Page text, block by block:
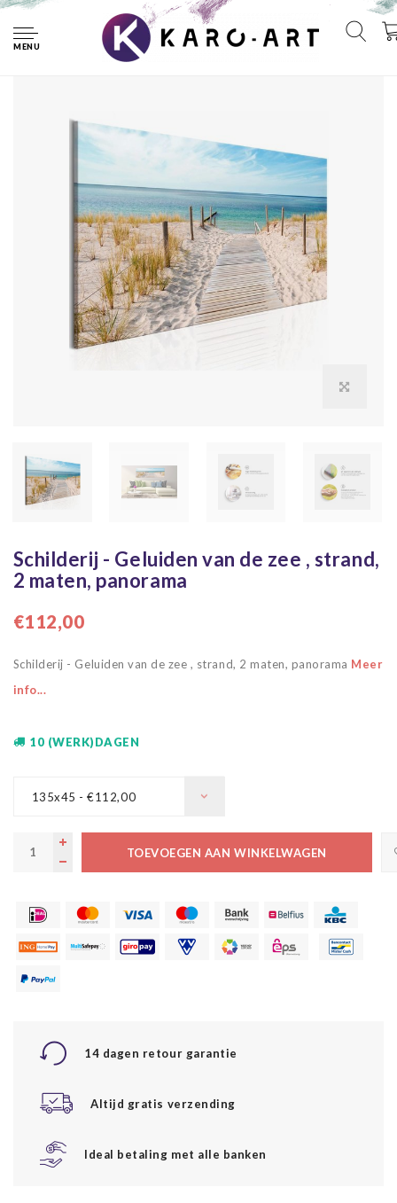
MENU
Schilderij - Geluiden van de zee , strand, 2 maten, panorama
Schilderij - Geluiden van de zee , strand,
2 maten, panorama
€112,00
Schilderij - Geluiden van de zee , strand, 2 maten, panorama Meer
info...
10 (WERK)DAGEN
135x45 - €112,00
TOEVOEGEN AAN WINKELWAGEN
14 dagen retour garantie
Altijd gratis verzending
Ideal betaling met alle banken